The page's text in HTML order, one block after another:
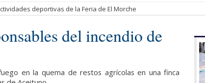
deportivas de la Feria de El Morche
del incendio de
en la quema de restos agrícolas en una finca